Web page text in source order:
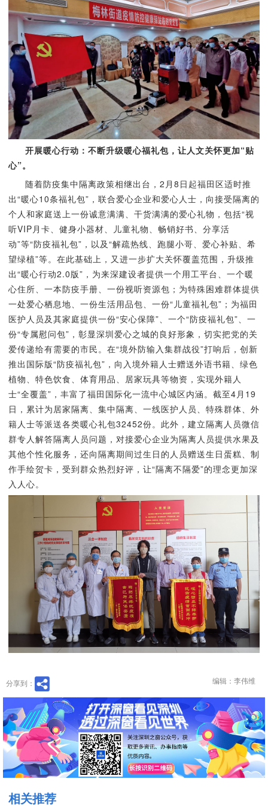
开展暖心行动：不断升级暖心福礼包，让人文关怀更加“贴
心”。
随着防疫集中隔离政策相继出台，2月8日起福田区适时推
出“暖心10条福礼包”，联合爱心企业和爱心人士，向接受隔离的
个人和家庭送上一份诚意满满、干货满满的爱心礼物，包括“视
听VIP月卡、健身小器材、儿童礼物、畅销好书、分享活
动”等“防疫福礼包”，以及“解疏热线、跑腿小哥、爱心补贴、希
望绿植”等。在此基础上，又进一步扩大关怀覆盖范围，升级推
出“暖心行动2.0版”，为来深建设者提供一个用工平台、一个暖
心住所、一本防疫手册、一份视听资源包；为特殊困难群体提供
一处爱心栖息地、一份生活用品包、一份“儿童福礼包”；为福田
医护人员及其家庭提供一份“安心保障”、一个“防疫福礼包”、一
份“专属慰问包”，彰显深圳爱心之城的良好形象，切实把党的关
爱传递给有需要的市民。在“境外防输入集群战役”打响后，创新
推出国际版“防疫福礼包”，向入境外籍人士赠送外语书籍、绿色
植物、特色饮食、体育用品、居家玩具等物资，实现外籍人
士“全覆盖”，丰富了福田国际化一流中心城区内涵。截至4月19
日，累计为居家隔离、集中隔离、一线医护人员、特殊群体、外
籍人士等派送各类暖心礼包32452份。此外，建立隔离人员微信
群专人解答隔离人员问题，对接爱心企业为隔离人员提供水果及
其他个性化服务，还向隔离期间过生日的人员赠送生日蛋糕、制
作手绘贺卡，受到群众热烈好评，让“隔离不隔爱”的理念更加深
入人心。
分享到： 编辑：李伟维
相关推荐